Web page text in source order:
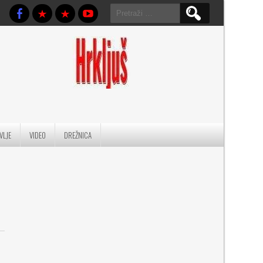
Pretraga:
VIDEO DREŽNICA